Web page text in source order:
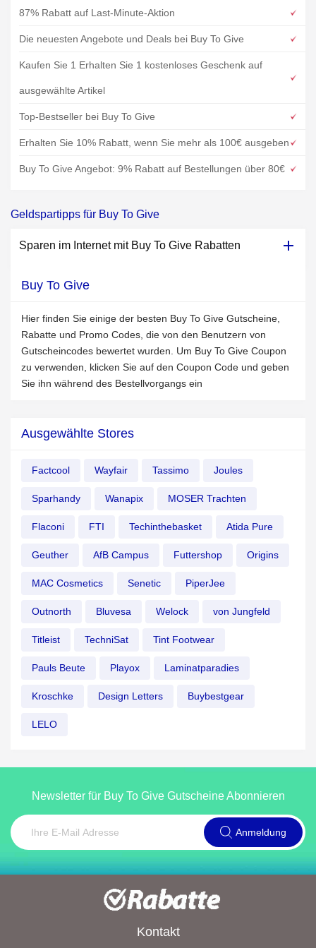
87% Rabatt auf Last-Minute-Aktion
Die neuesten Angebote und Deals bei Buy To Give
Kaufen Sie 1 Erhalten Sie 1 kostenloses Geschenk auf
ausgewählte Artikel
Top-Bestseller bei Buy To Give
Erhalten Sie 10% Rabatt, wenn Sie mehr als 100€ ausgeben
Buy To Give Angebot: 9% Rabatt auf Bestellungen über 80€
Geldspartipps für Buy To Give
Sparen im Internet mit Buy To Give Rabatten
Buy To Give
Hier finden Sie einige der besten Buy To Give Gutscheine,
Rabatte und Promo Codes, die von den Benutzern von
Gutscheincodes bewertet wurden. Um Buy To Give Coupon
zu verwenden, klicken Sie auf den Coupon Code und geben
Sie ihn während des Bestellvorgangs ein
Ausgewählte Stores
Factcool Wayfair Tassimo Joules
Sparhandy Wanapix MOSER Trachten
Flaconi FTI Techinthebasket Atida Pure
Geuther AfB Campus Futtershop Origins
MAC Cosmetics Senetic PiperJee
Outnorth Bluvesa Welock von Jungfeld
Titleist TechniSat Tint Footwear
Pauls Beute Playox Laminatparadies
Kroschke Design Letters Buybestgear
LELO
Newsletter für Buy To Give Gutscheine Abonnieren
Anmeldung
Kontakt